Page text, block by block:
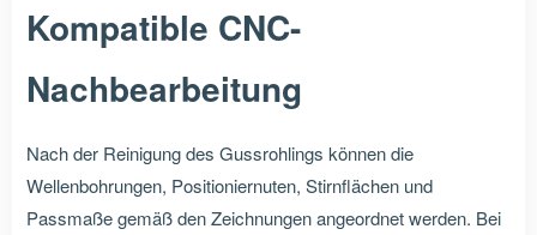
Kompatible CNC-
Nachbearbeitung
Nach der Reinigung des Gussrohlings können die
Wellenbohrungen, Positioniernuten, Stirnflächen und
Passmaße gemäß den Zeichnungen angeordnet werden. Bei